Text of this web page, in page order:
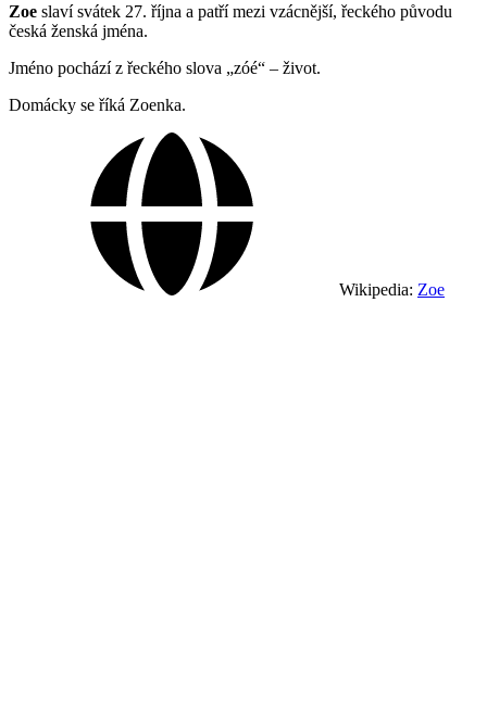
Zoe slaví svátek 27. října a patří mezi vzácnější, řeckého původu
česká ženská jména.
Jméno pochází z řeckého slova „zóé“ – život.
Domácky se říká Zoenka.
Wikipedia: Zoe